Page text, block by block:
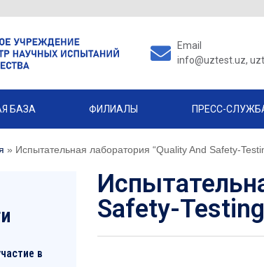
Email
info@uztest.uz,
БАЗА ФИЛИАЛЫ ПРЕСС-
» Испытательная лаборатория “Quality And Safety-
в
Safety-